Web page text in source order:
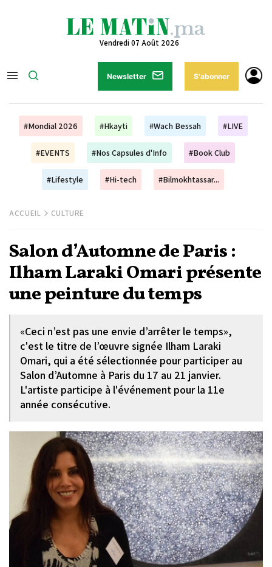
Vendredi 07 Août 2026
Newsletter S'abonner
#Mondial 2026 #Hkayti #Wach Bessah #LIVE
#EVENTS #Nos Capsules d'Info #Book Club
#Lifestyle #Hi-tech #Bilmokhtassar...
ACCUEIL CULTURE
Salon d’Automne de Paris :
Ilham Laraki Omari présente
une peinture du temps
«Ceci n’est pas une envie d’arrêter le temps»,
c'est le titre de l’œuvre signée Ilham Laraki
Omari, qui a été sélectionnée pour participer au
Salon d’Automne à Paris du 17 au 21 janvier.
L'artiste participe à l'événement pour la 11e
année consécutive.